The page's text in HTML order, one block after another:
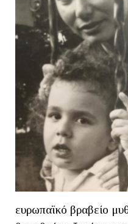
ευρωπαϊκό βραβείο